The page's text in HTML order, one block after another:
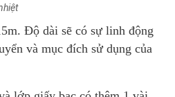
Độ dài sẽ có sự linh động
và mục đích sử dụng của